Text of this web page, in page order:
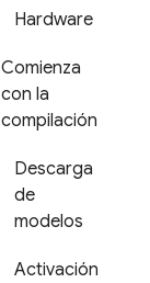
Hardware
Comienza
con la
compilación
Descarga
de
modelos
Activación